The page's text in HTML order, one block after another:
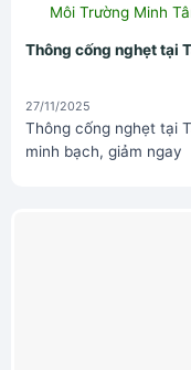
Môi Trường Minh
27/11/2025
Thông cống nghẹt tại
minh bạch, giảm ngay